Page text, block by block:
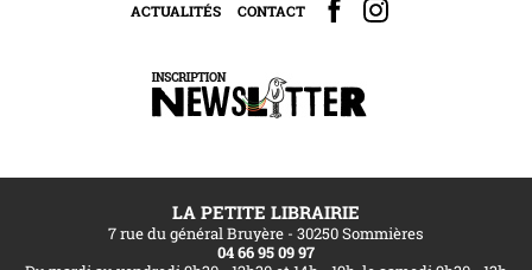
ACTUALITÉS CONTACT
LA PETITE LIBRAIRIE
7 rue du général Bruyère - 30250 Sommières
04 66 95 09 97